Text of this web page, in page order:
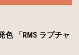
色 「RMS ラプチャ